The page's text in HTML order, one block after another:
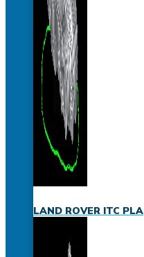
LAND ROVER ITC PLA